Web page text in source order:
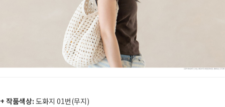
+ 작품색상: 도화지 01번(무지)